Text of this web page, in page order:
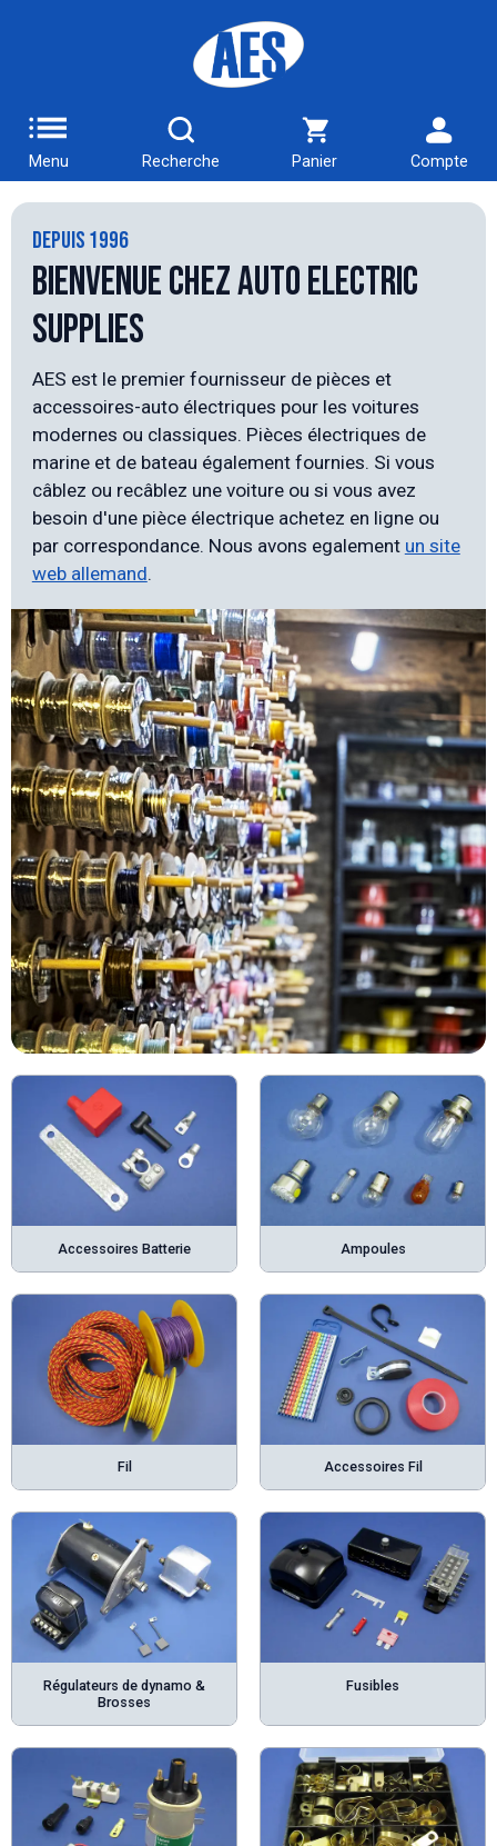
Menu Recherche Panier Compte
DEPUIS 1996
Bienvenue chez Auto Electric
Supplies
AES est le premier fournisseur de pièces et
accessoires-auto électriques pour les voitures
modernes ou classiques. Pièces électriques de
marine et de bateau également fournies. Si vous
câblez ou recâblez une voiture ou si vous avez
besoin d'une pièce électrique achetez en ligne ou
par correspondance. Nous avons egalement un site
web allemand.
Accessoires Batterie Ampoules
Fil Accessoires Fil
Régulateurs de dynamo &
Brosses
Fusibles